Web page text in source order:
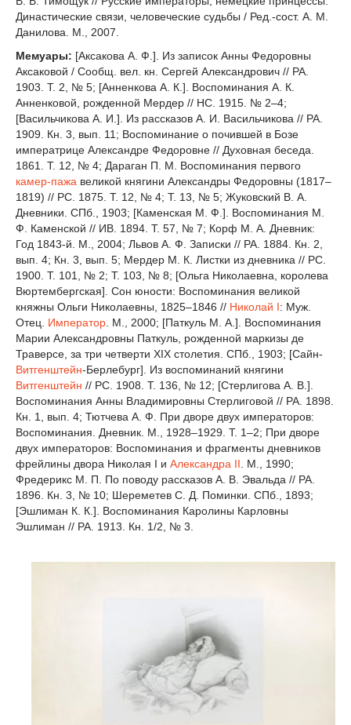
Династические связи, человеческие судьбы / Ред.-сост. А. М.
Данилова. М., 2007.
Мемуары: [Аксакова А. Ф.]. Из записок Анны Федоровны
Аксаковой / Сообщ. вел. кн. Сергей Александрович // РА.
1903. Т. 2, № 5; [Анненкова А. К.]. Воспоминания А. К.
Анненковой, рожденной Мердер // НС. 1915. № 2–4;
[Васильчикова А. И.]. Из рассказов А. И. Васильчикова // РА.
1909. Кн. 3, вып. 11; Воспоминание о почившей в Бозе
императрице Александре Федоровне // Духовная беседа.
1861. Т. 12, № 4; Дараган П. М. Воспоминания первого
камер-пажа великой княгини Александры Федоровны (1817–
1819) // РС. 1875. Т. 12, № 4; Т. 13, № 5; Жуковский В. А.
Дневники. СПб., 1903; [Каменская М. Ф.]. Воспоминания М.
Ф. Каменской // ИВ. 1894. Т. 57, № 7; Корф М. А. Дневник:
Год 1843-й. М., 2004; Львов А. Ф. Записки // РА. 1884. Кн. 2,
вып. 4; Кн. 3, вып. 5; Мердер М. К. Листки из дневника // РС.
1900. Т. 101, № 2; Т. 103, № 8; [Ольга Николаевна, королева
Вюртембергская]. Сон юности: Воспоминания великой
княжны Ольги Николаевны, 1825–1846 // Николай I: Муж.
Отец. Император . М., 2000; [Паткуль М. А.]. Воспоминания
Марии Александровны Паткуль, рожденной маркизы де
Траверсе, за три четверти XIX столетия. СПб., 1903; [Сайн-
Витгенштейн-Берлебург]. Из воспоминаний княгини
Витгенштейн // РС. 1908. Т. 136, № 12; [Стерлигова А. В.].
Воспоминания Анны Владимировны Стерлиговой // РА. 1898.
Кн. 1, вып. 4; Тютчева А. Ф. При дворе двух императоров:
Воспоминания. Дневник. М., 1928–1929. Т. 1–2; При дворе
двух императоров: Воспоминания и фрагменты дневников
фрейлины двора Николая I и Александра II . М., 1990;
Фредерикс М. П. По поводу рассказов А. В. Эвальда // РА.
1896. Кн. 3, № 10; Шереметев С. Д. Поминки. СПб., 1893;
[Эшлиман К. К.]. Воспоминания Каролины Карловны
Эшлиман // РА. 1913. Кн. 1/2, № 3.